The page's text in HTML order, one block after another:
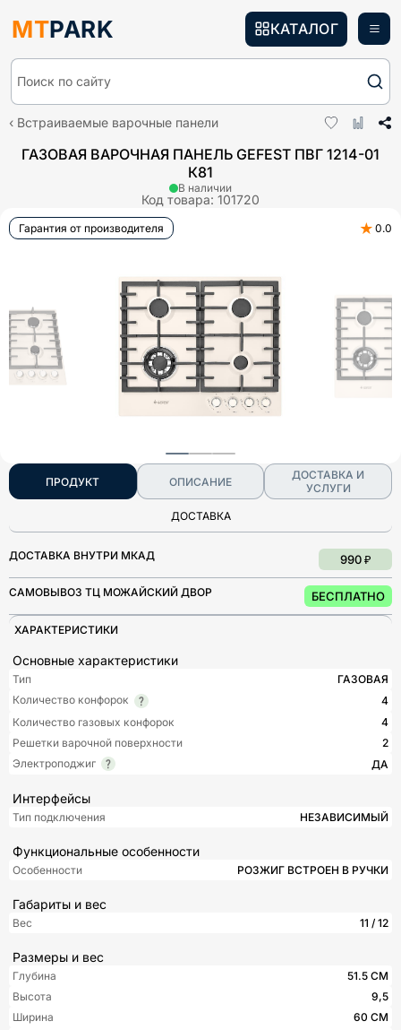
MTPARK
Поиск по сайту
КАТАЛОГ
Встраиваемые варочные панели
ГАЗОВАЯ ВАРОЧНАЯ ПАНЕЛЬ GEFEST ПВГ 1214-01
К81
Код товара: 101720
В наличии
Гарантия от производителя ★ 0.0
ПРОДУКТ ОПИСАНИЕ
ДОСТАВКА И
УСЛУГИ
ДОСТАВКА
ДОСТАВКА ВНУТРИ МКАД 990 ₽
САМОВЫВОЗ ТЦ МОЖАЙСКИЙ ДВОР БЕСПЛАТНО
ХАРАКТЕРИСТИКИ
Основные характеристики
Тип
ГАЗОВАЯ
Количество конфорок
4
Количество газовых конфорок
4
Решетки варочной поверхности
2
Электроподжиг
ДА
Интерфейсы
Тип подключения НЕЗАВИСИМЫЙ
Функциональные особенности
Особенности РОЗЖИГ ВСТРОЕН В РУЧКИ
Габариты и вес
Вес 11 / 12
Размеры и вес
Глубина
51.5 СМ
Высота
9,5
Ширина
60 СМ